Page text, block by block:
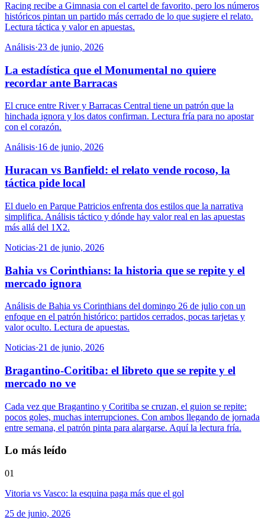
Racing recibe a Gimnasia con el cartel de favorito, pero los números
históricos pintan un partido más cerrado de lo que sugiere el relato.
Lectura táctica y valor en apuestas.
Análisis·23 de junio, 2026
La estadística que el Monumental no quiere
recordar ante Barracas
El cruce entre River y Barracas Central tiene un patrón que la
hinchada ignora y los datos confirman. Lectura fría para no apostar
con el corazón.
Análisis·16 de junio, 2026
Huracan vs Banfield: el relato vende rocoso, la
táctica pide local
El duelo en Parque Patricios enfrenta dos estilos que la narrativa
simplifica. Análisis táctico y dónde hay valor real en las apuestas
más allá del 1X2.
Noticias·21 de junio, 2026
Bahia vs Corinthians: la historia que se repite y el
mercado ignora
Análisis de Bahia vs Corinthians del domingo 26 de julio con un
enfoque en el patrón histórico: partidos cerrados, pocas tarjetas y
valor oculto. Lectura de apuestas.
Noticias·21 de junio, 2026
Bragantino-Coritiba: el libreto que se repite y el
mercado no ve
Cada vez que Bragantino y Coritiba se cruzan, el guion se repite:
pocos goles, muchas interrupciones. Con ambos llegando de jornada
entre semana, el patrón pinta para alargarse. Aquí la lectura fría.
Lo más leído
01
Vitoria vs Vasco: la esquina paga más que el gol
25 de junio, 2026